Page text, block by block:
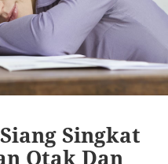
Singkat
Otak Dan